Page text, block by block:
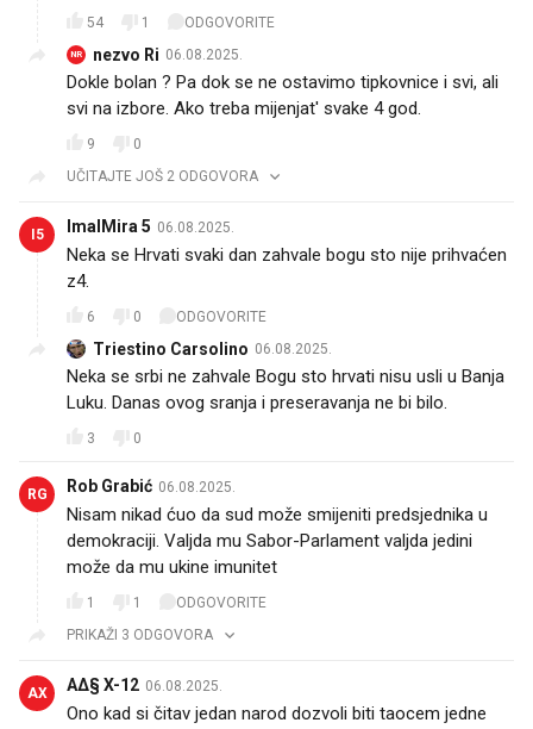
54 1 ODGOVORITE
NR nezvo Ri 06.08.2025.
Dokle bolan ? Pa dok se ne ostavimo tipkovnice i svi, ali
svi na izbore. Ako treba mijenjat' svake 4 god.
9
0
UČITAJTE JOŠ 2 ODGOVORA
I5 ImalMira 5 06.08.2025.
Neka se Hrvati svaki dan zahvale bogu sto nije prihvaćen
z4.
6 0 ODGOVORITE
Triestino Carsolino 06.08.2025.
Neka se srbi ne zahvale Bogu sto hrvati nisu usli u Banja
Luku. Danas ovog sranja i preseravanja ne bi bilo.
3 0
RG Rob Grabić 06.08.2025.
Nisam nikad ćuo da sud može smijeniti predsjednika u
demokraciji. Valjda mu Sabor-Parlament valjda jedini
može da mu ukine imunitet
1 1
ODGOVORITE
PRIKAŽI 3 ODGOVORA
AX A∆§ X-12 06.08.2025.
Ono kad si čitav jedan narod dozvoli biti taocem jedne